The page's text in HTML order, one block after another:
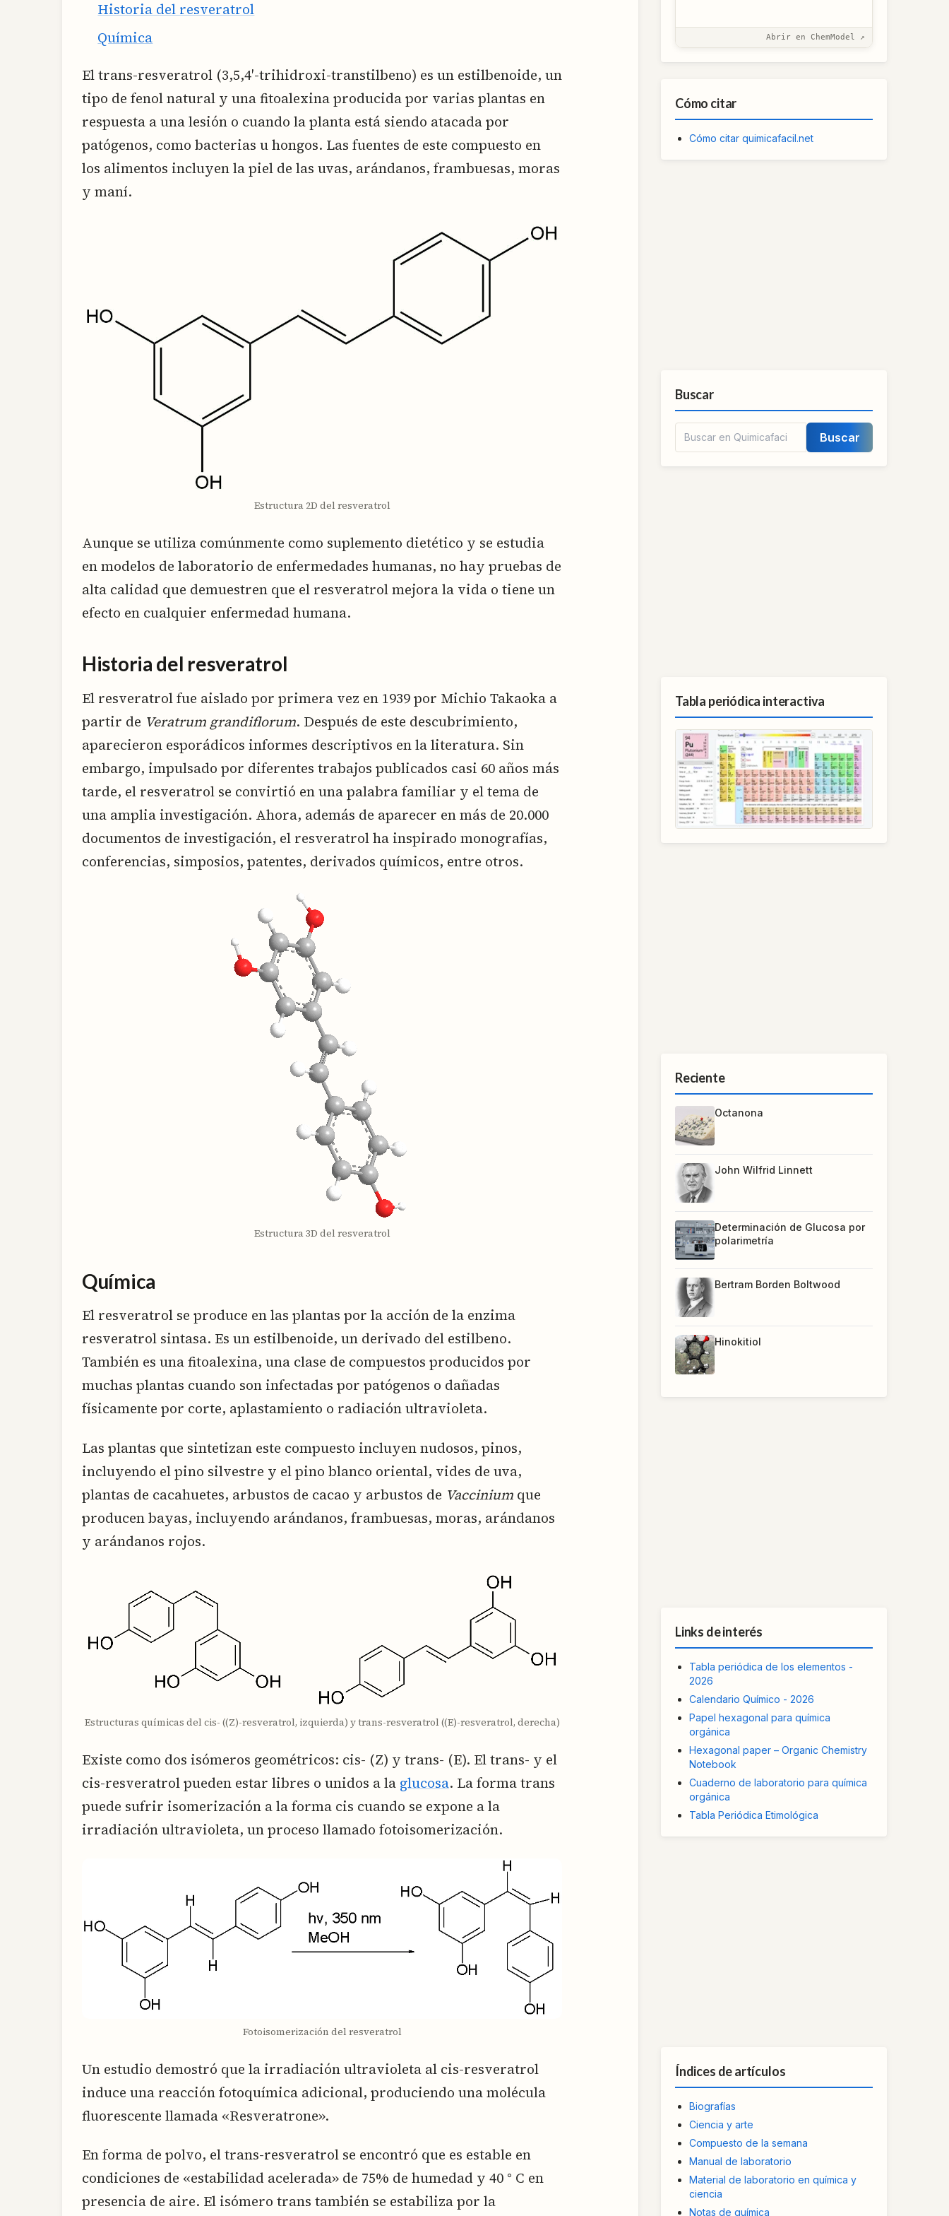
Historia del resveratrol
Química
El trans-resveratrol (3,5,4′-trihidroxi-transtilbeno) es un estilbenoide, un
tipo de fenol natural y una fitoalexina producida por varias plantas en
respuesta a una lesión o cuando la planta está siendo atacada por
patógenos, como bacterias u hongos. Las fuentes de este compuesto en
los alimentos incluyen la piel de las uvas, arándanos, frambuesas, moras
y maní.
Estructura 2D del resveratrol
Aunque se utiliza comúnmente como suplemento dietético y se estudia
en modelos de laboratorio de enfermedades humanas, no hay pruebas de
alta calidad que demuestren que el resveratrol mejora la vida o tiene un
efecto en cualquier enfermedad humana.
Historia del resveratrol
El resveratrol fue aislado por primera vez en 1939 por Michio Takaoka a
partir de Veratrum grandiflorum. Después de este descubrimiento,
aparecieron esporádicos informes descriptivos en la literatura. Sin
embargo, impulsado por diferentes trabajos publicados casi 60 años más
tarde, el resveratrol se convirtió en una palabra familiar y el tema de
una amplia investigación. Ahora, además de aparecer en más de 20.000
documentos de investigación, el resveratrol ha inspirado monografías,
conferencias, simposios, patentes, derivados químicos, entre otros.
Estructura 3D del resveratrol
Química
El resveratrol se produce en las plantas por la acción de la enzima
resveratrol sintasa. Es un estilbenoide, un derivado del estilbeno.
También es una fitoalexina, una clase de compuestos producidos por
muchas plantas cuando son infectadas por patógenos o dañadas
físicamente por corte, aplastamiento o radiación ultravioleta.
Las plantas que sintetizan este compuesto incluyen nudosos, pinos,
incluyendo el pino silvestre y el pino blanco oriental, vides de uva,
plantas de cacahuetes, arbustos de cacao y arbustos de Vaccinium que
producen bayas, incluyendo arándanos, frambuesas, moras, arándanos
y arándanos rojos.
Estructuras químicas del cis- ((Z)-resveratrol, izquierda) y trans-resveratrol ((E)-resveratrol, derecha)
Existe como dos isómeros geométricos: cis- (Z) y trans- (E). El trans- y el
cis-resveratrol pueden estar libres o unidos a la glucosa. La forma trans
puede sufrir isomerización a la forma cis cuando se expone a la
irradiación ultravioleta, un proceso llamado fotoisomerización.
Fotoisomerización del resveratrol
Un estudio demostró que la irradiación ultravioleta al cis-resveratrol
induce una reacción fotoquímica adicional, produciendo una molécula
fluorescente llamada «Resveratrone».
En forma de polvo, el trans-resveratrol se encontró que es estable en
condiciones de «estabilidad acelerada» de 75% de humedad y 40 ° C en
presencia de aire. El isómero trans también se estabiliza por la
Abrir en ChemModel ↗
Cómo citar
Cómo citar quimicafacil.net
Buscar
Buscar
Tabla periódica interactiva
Reciente
Octanona
John Wilfrid Linnett
Determinación de Glucosa por
polarimetría
Bertram Borden Boltwood
Hinokitiol
Links de interés
Tabla periódica de los elementos -
2026
Calendario Químico - 2026
Papel hexagonal para química
orgánica
Hexagonal paper – Organic Chemistry
Notebook
Cuaderno de laboratorio para química
orgánica
Tabla Periódica Etimológica
Índices de artículos
Biografías
Ciencia y arte
Compuesto de la semana
Manual de laboratorio
Material de laboratorio en química y
ciencia
Notas de química